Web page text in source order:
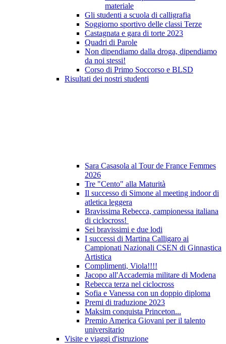
materiale
Gli studenti a scuola di calligrafia
Soggiorno sportivo delle classi Terze
Castagnata e gara di torte 2023
Quadri di Parole
Non dipendiamo dalla droga, dipendiamo
da noi stessi!
Corso di Primo Soccorso e BLSD
Risultati dei nostri studenti
Sara Casasola al Tour de France Femmes
2026
Tre "Cento" alla Maturità
Il successo di Simone al meeting indoor di
atletica leggera
Bravissima Rebecca, campionessa italiana
di ciclocross!
Sei bravissimi e due lodi
I successi di Martina Calligaro ai
Campionati Nazionali CSEN di Ginnastica
Artistica
Complimenti, Viola!!!!
Jacopo all'Accademia militare di Modena
Rebecca terza nel ciclocross
Sofia e Vanessa con un doppio diploma
Premi di traduzione 2023
Maksim conquista Princeton...
Premio America Giovani per il talento
universitario
Visite e viaggi d'istruzione